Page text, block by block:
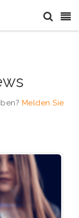
Melden Sie